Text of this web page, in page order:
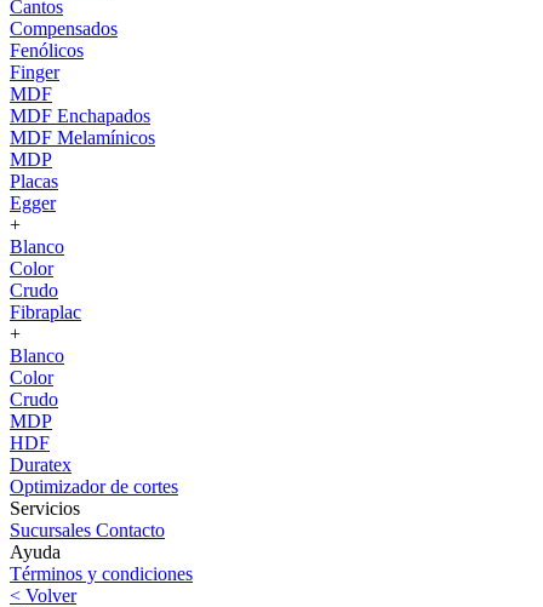
Cantos
Compensados
Fenólicos
Finger
MDF
MDF Enchapados
MDF Melamínicos
MDP
Placas
Egger
+
Blanco
Color
Crudo
Fibraplac
+
Blanco
Color
Crudo
MDP
HDF
Duratex
Optimizador de cortes
Servicios
Sucursales Contacto
Ayuda
Términos y condiciones
< Volver